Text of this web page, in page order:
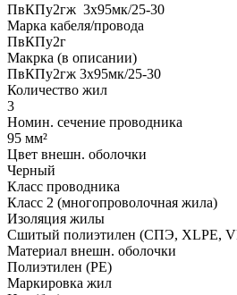
ПвКПу2гж 3x95мк/25-30
Марка кабеля/провода
ПвКПу2г
Макрка (в описании)
ПвКПу2гж 3x95мк/25-30
Количество жил
3
Номин. сечение проводника
95 мм²
Цвет внешн. оболочки
Черный
Класс проводника
Класс 2 (многопроволочная жила)
Изоляция жилы
Сшитый полиэтилен (СПЭ, XLPE,
Материал внешн. оболочки
Полиэтилен (PE)
Маркировка жил